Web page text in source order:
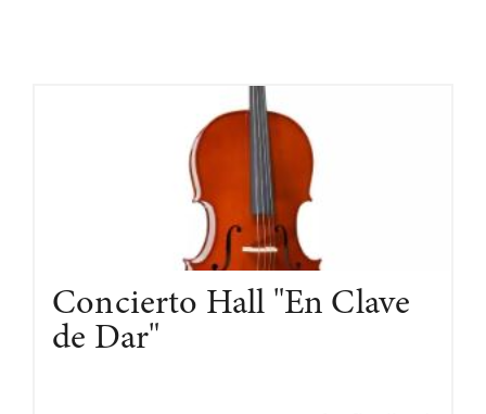
Concierto Hall "En Clave
de Dar"